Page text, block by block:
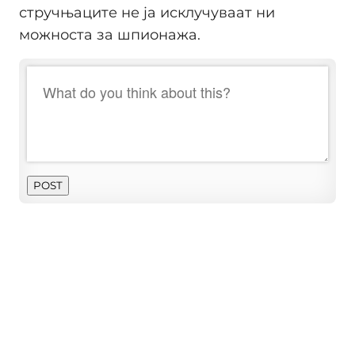
стручњаците не ја исклучуваат ни
можноста за шпионажа.
POST